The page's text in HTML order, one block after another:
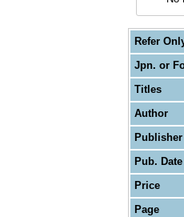
Refer
Jpn. or
Titles
Author
Publisher
Pub. Date
Price
Page